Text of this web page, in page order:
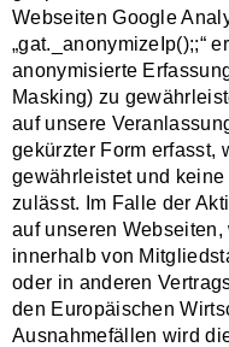
Webseiten Google
„gat._anonymizeIp();;“
anonymisierte
Masking) zu
auf unsere
gekürzter Form erfasst,
gewährleistet und
zulässt. Im Falle der
auf unseren
innerhalb von
oder in anderen
den Europäischen
Ausnahmefällen wird